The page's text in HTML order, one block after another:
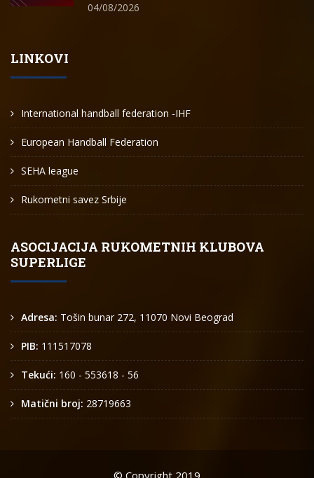
04/08/2026
LINKOVI
International handball federation -IHF
European Handball Federation
SEHA league
Rukometni savez Srbije
ASOCIJACIJA RUKOMETNIH KLUBOVA
SUPERLIGE
Adresa: Tošin bunar 272, 11070 Novi Beograd
PIB: 111517078
Tekući: 160 - 553618 - 56
Matični broj: 28719663